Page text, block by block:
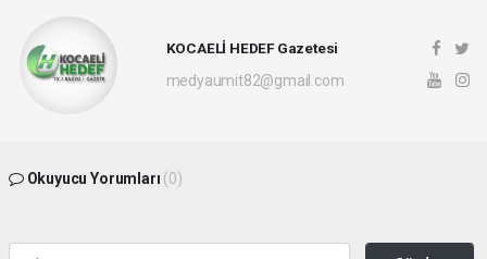
KOCAELİ HEDEF Gazetesi
medyaumit82@gmail.com
Okuyucu Yorumları (0)